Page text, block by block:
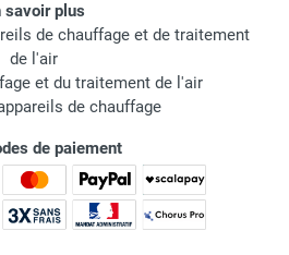
savoir plus
de chauffage et de traitement
de l'air
et du traitement de l'air
de chauffage
de paiement